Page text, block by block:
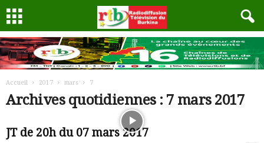
Accueil 2017 mars 7
Archives quotidiennes : 7 mars 2017
JT de 20h du 07 mars 2017